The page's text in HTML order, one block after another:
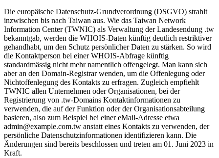
Die europäische Datenschutz-Grundverordnung (DSGVO) strahlt
inzwischen bis nach Taiwan aus. Wie das Taiwan Network
Information Center (TWNIC) als Verwaltung der Landesendung .tw
bekanntgab, werden die WHOIS-Daten künftig deutlich restriktiver
gehandhabt, um den Schutz persönlicher Daten zu stärken. So wird
die Kontaktperson bei einer WHOIS-Abfrage künftig
standardmässig nicht mehr namentlich offengelegt. Man kann sich
aber an den Domain-Registrar wenden, um die Offenlegung oder
Nichtoffenlegung des Kontakts zu erfragen. Zugleich empfiehlt
TWNIC allen Unternehmen oder Organisationen, bei der
Registrierung von .tw-Domains Kontaktinformationen zu
verwenden, die auf der Funktion oder der Organisationsabteilung
basieren, also zum Beispiel bei einer eMail-Adresse etwa
admin@example.com.tw anstatt eines Kontakts zu verwenden, der
persönliche Datenschutzinformationen identifizieren kann. Die
Änderungen sind bereits beschlossen und treten am 01. Juni 2023 in
Kraft.